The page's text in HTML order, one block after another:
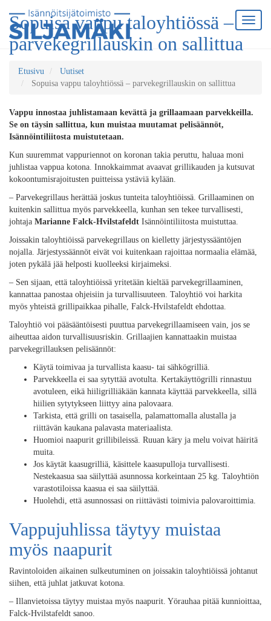
Sopuisa vappu taloyhtiössä –
parvekegrillauskin on sallittua
Etusivu
Uutiset
Sopuisa vappu taloyhtiössä – parvekegrillauskin on sallittua
Vappu innostaa juhlistamaan kevättä ja grillaamaan parvekkeilla.
Se on täysin sallittua, kun muistaa muutamat pelisäännöt,
Isännöintiliitosta muistutetaan.
Kun suuremmat vappuriennot on koronan takia peruttu, haluaa moni
juhlistaa vappua kotona. Innokkaimmat avaavat grillikauden ja kutsuvat
kokoontumisrajoitusten puitteissa ystäviä kylään.
– Parvekegrillaus herättää joskus tunteita taloyhtiöissä. Grillaaminen on
kuitenkin sallittua myös parvekkeella, kunhan sen tekee turvallisesti,
johtaja Marianne Falck-Hvilstafeldt Isännöintiliitosta muistuttaa.
Joissakin taloyhtiöissä parvekegrillaus on kielletty järjestyssääntöjen
nojalla. Järjestyssäännöt eivät voi kuitenkaan rajoittaa normaalia elämää,
joten pykälä jää helposti kuolleeksi kirjaimeksi.
– Sen sijaan, että taloyhtiöissä yritetään kieltää parvekegrillaaminen,
kannattaa panostaa ohjeisiin ja turvallisuuteen. Taloyhtiö voi harkita
myös yhteistä grillipaikkaa pihalle, Falck-Hvilstafeldt ehdottaa.
Taloyhtiö voi pääsääntöisesti puuttua parvekegrillaamiseen vain, jos se
aiheuttaa aidon turvallisuusriskin. Grillaajien kannattaakin muistaa
parvekegrillauksen pelisäännöt:
Käytä toimivaa ja turvallista kaasu- tai sähkögrilliä.
Parvekkeella ei saa sytyttää avotulta. Kertakäyttögrilli rinnastuu
avotuleen, eikä hiiligrilliäkään kannata käyttää parvekkeella, sillä
hiilien sytytykseen liittyy aina palovaara.
Tarkista, että grilli on tasaisella, palamattomalla alustalla ja
riittävän kaukana palavasta materiaalista.
Huomioi naapurit grillibileissä. Ruuan käry ja melu voivat häiritä
muita.
Jos käytät kaasugrilliä, käsittele kaasupulloja turvallisesti.
Nestekaasua saa säilyttää asunnossa korkeintaan 25 kg. Taloyhtiön
varastotiloissa kaasua ei saa säilyttää.
Huolehdi, että asunnossasi on riittävästi toimivia palovaroittimia.
Vappujuhlissa täytyy muistaa
myös naapurit
Ravintoloiden aikainen sulkeutuminen on joissakin taloyhtiöissä johtanut
siihen, että juhlat jatkuvat kotona.
– Illanvietoissa täytyy muistaa myös naapurit. Yörauhaa pitää kunnioittaa,
Falck-Hvilstafeldt sanoo.